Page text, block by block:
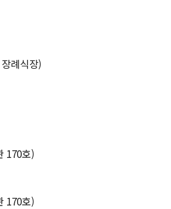
례식장)
170호)
170호)